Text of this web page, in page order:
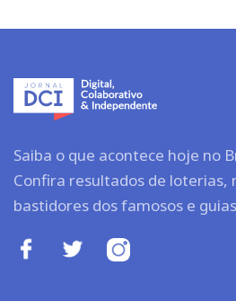
Saiba o que acontece hoje no
Confira resultados de loterias,
bastidores dos famosos e